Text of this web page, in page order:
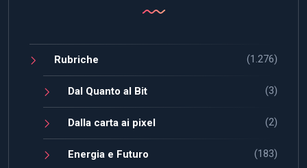
Rubriche (1.276)
Dal Quanto al Bit (3)
Dalla carta ai pixel (2)
Energia e Futuro (183)